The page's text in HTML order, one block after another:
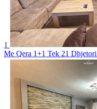
1
Me Qera 1+1 Tek 21